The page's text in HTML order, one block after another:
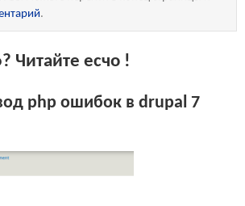
.
Читайте есчо !
php ошибок в drupal 7